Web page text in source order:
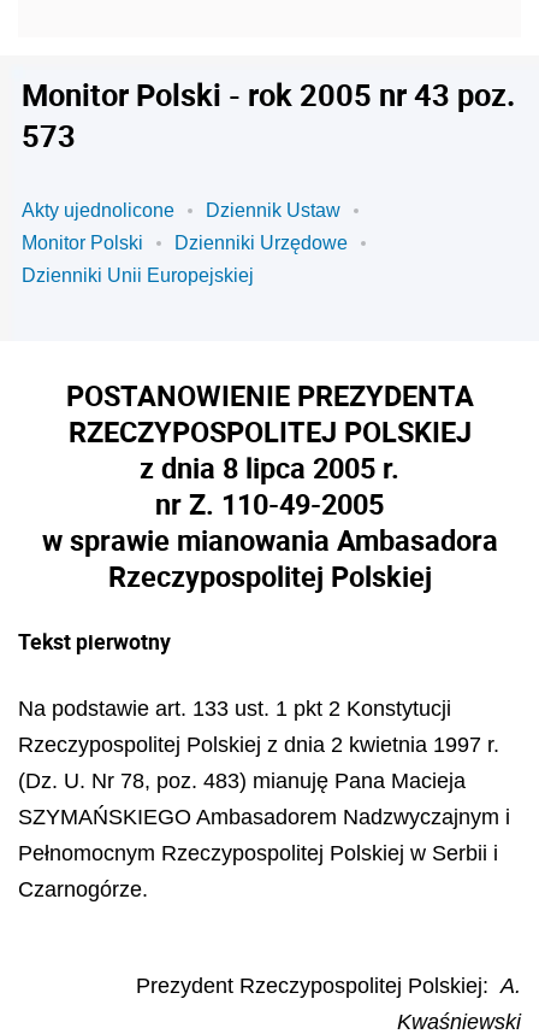
Monitor Polski - rok 2005 nr 43 poz.
573
Akty ujednolicone
Dziennik Ustaw
Monitor Polski
Dzienniki Urzędowe
Dzienniki Unii Europejskiej
POSTANOWIENIE PREZYDENTA
RZECZYPOSPOLITEJ POLSKIEJ
z dnia 8 lipca 2005 r.
nr Z. 110-49-2005
w sprawie mianowania Ambasadora
Rzeczypospolitej Polskiej
Tekst pierwotny
Na podstawie art. 133 ust. 1 pkt 2 Konstytucji
Rzeczypospolitej Polskiej z dnia 2 kwietnia 1997 r.
(Dz. U. Nr 78, poz. 483) mianuję Pana Macieja
SZYMAŃSKIEGO Ambasadorem Nadzwyczajnym i
Pełnomocnym Rzeczypospolitej Polskiej w Serbii i
Czarnogórze.
Prezydent Rzeczypospolitej Polskiej: A.
Kwaśniewski